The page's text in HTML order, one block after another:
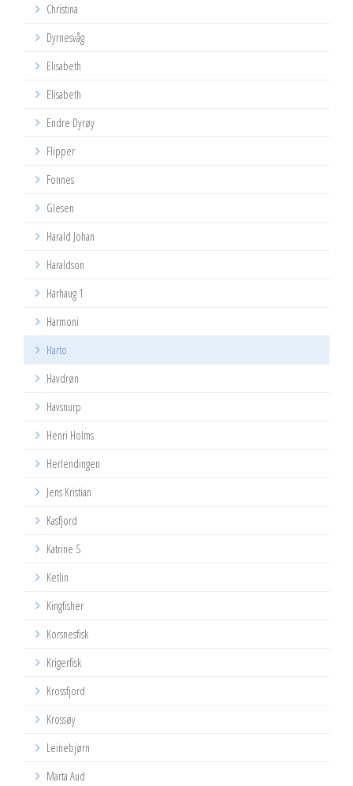
Christina
Dyrnesvåg
Elisabeth
Elisabeth
Endre Dyrøy
Flipper
Fonnes
Glesen
Harald Johan
Haraldson
Harhaug 1
Harmoni
Harto
Havdrøn
Havsnurp
Henri Holms
Herlendingen
Jens Kristian
Kasfjord
Katrine S
Ketlin
Kingfisher
Korsnesfisk
Krigerfisk
Krossfjord
Krossøy
Leinebjørn
Marta Aud